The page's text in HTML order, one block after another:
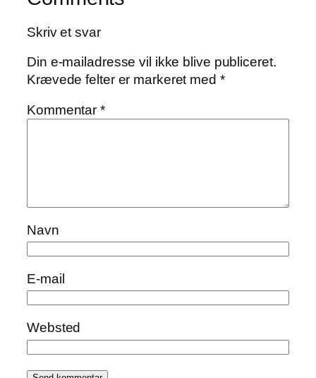
Skriv et svar
Din e-mailadresse vil ikke blive publiceret.
Krævede felter er markeret med *
Kommentar*
Navn
E-mail
Websted